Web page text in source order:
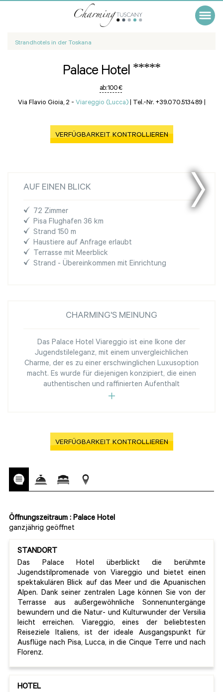
Strandhotels in der Toskana
Palace Hotel *****
ab:100 €
Via Flavio Gioia, 2 - Viareggio (Lucca) | Tel.-Nr. +39.070.513489 |
VERFÜGBARKEIT KONTROLLIEREN
AUF EINEN BLICK
72 Zimmer
Pisa Flughafen 36 km
Strand 150 m
Haustiere auf Anfrage erlaubt
Terrasse mit Meerblick
Strand - Übereinkommen mit Einrichtung
CHARMING'S MEINUNG
Das Palace Hotel Viareggio ist eine Ikone der
Jugendstileleganz, mit einem unvergleichlichen
Charme, der es zu einer erschwinglichen Luxusoption
macht. Es wurde für diejenigen konzipiert, die einen
authentischen und raffinierten Aufenthalt
VERFÜGBARKEIT KONTROLLIEREN
Öffnungszeitraum : Palace Hotel
ganzjährig geöffnet
STANDORT
Das Palace Hotel überblickt die berühmte
Jugendstilpromenade von Viareggio und bietet einen
spektakulären Blick auf das Meer und die Apuanischen
Alpen. Dank seiner zentralen Lage können Sie von der
Terrasse aus außergewöhnliche Sonnenuntergänge
bewundern und die Natur- und Kulturwunder der Versilia
leicht erreichen. Viareggio, eines der beliebtesten
Reiseziele Italiens, ist der ideale Ausgangspunkt für
Ausflüge nach Pisa, Lucca, in die Cinque Terre und nach
Florenz.
HOTEL